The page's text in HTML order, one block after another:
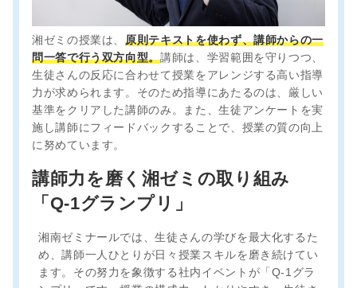
湘ゼミの授業は、原則テキストを使わず、講師からの一
問一答で行う双方向型。講師は、学習範囲を守りつつ、
生徒さんの反応に合わせて授業をアレンジする高い指導
力が求められます。そのため指導にあたるのは、厳しい
基準をクリアした講師のみ。また、生徒アンケートを実
施し講師にフィードバックすることで、授業の質の向上
に努めています。
講師力を磨く湘ゼミの取り組み
「Q-1グランプリ」
湘南ゼミナールでは、生徒さんの学びを最大化するた
め、講師一人ひとりが日々授業スキルを磨き続けてい
ます。その努力を象徴する社内イベントが「Q-1グラ